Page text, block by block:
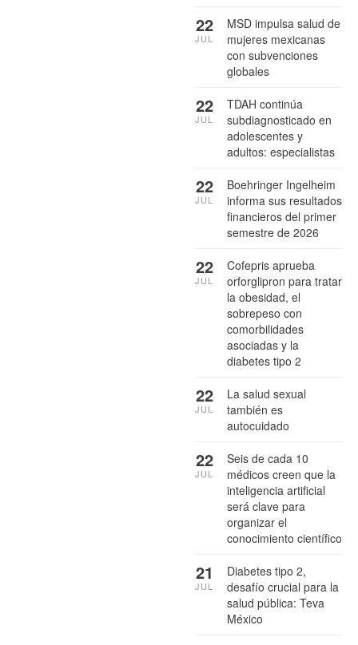
MSD impulsa salud de
mujeres mexicanas
con subvenciones
globales
22
JUL
TDAH continúa
subdiagnosticado en
adolescentes y
adultos: especialistas
22
JUL
Boehringer Ingelheim
informa sus resultados
financieros del primer
semestre de 2026
22
JUL
Cofepris aprueba
orforglipron para tratar
la obesidad, el
sobrepeso con
comorbilidades
asociadas y la
diabetes tipo 2
22
JUL
La salud sexual
también es
autocuidado
22
JUL
Seis de cada 10
médicos creen que la
inteligencia artificial
será clave para
organizar el
conocimiento científico
22
JUL
Diabetes tipo 2,
desafío crucial para la
salud pública: Teva
México
21
JUL